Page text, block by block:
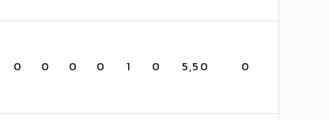
0 0 0 0 1 0 5,50 0